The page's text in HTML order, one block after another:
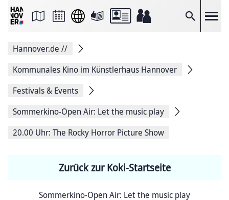
Suche
Seite
Facebook
teilen
Seitenlink
Seite
Hannover.de //
Kommunales Kino im Künstlerhaus Hannover
Festivals & Events
Sommerkino-Open Air: Let the music play
20.00 Uhr: The Rocky Horror Picture Show
Zurück zur Koki-Startseite
Sommerkino-Open Air: Let the music play